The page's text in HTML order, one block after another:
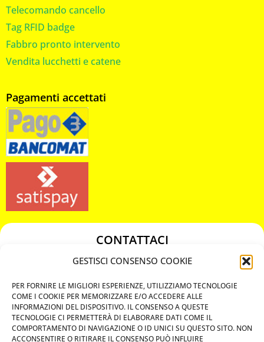
GESTISCI CONSENSO COOKIE
PER FORNIRE LE MIGLIORI ESPERIENZE, UTILIZZIAMO TECNOLOGIE
COME I COOKIE PER MEMORIZZARE E/O ACCEDERE ALLE
INFORMAZIONI DEL DISPOSITIVO. IL CONSENSO A QUESTE
TECNOLOGIE CI PERMETTERÀ DI ELABORARE DATI COME IL
COMPORTAMENTO DI NAVIGAZIONE O ID UNICI SU QUESTO SITO. NON
ACCONSENTIRE O RITIRARE IL CONSENSO PUÒ INFLUIRE
Telecomando cancello
Tag RFID badge
Fabbro pronto intervento
Vendita lucchetti e catene
Pagamenti accettati
CONTATTACI
349 3863811
chiavicodificate@gmail.com
Privacy Policy